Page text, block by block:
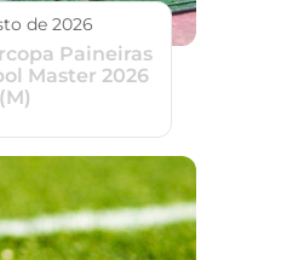
de 2026
Paineiras
Master 2026